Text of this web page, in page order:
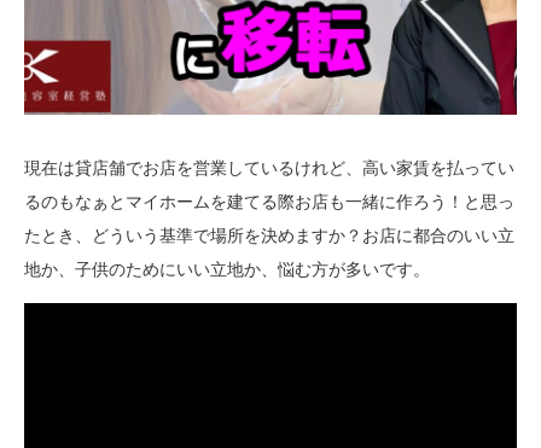
現在は貸店舗でお店を営業しているけれど、高い家賃を払ってい
るのもなぁとマイホームを建てる際お店も一緒に作ろう！と思っ
たとき、どういう基準で場所を決めますか？お店に都合のいい立
地か、子供のためにいい立地か、悩む方が多いです。